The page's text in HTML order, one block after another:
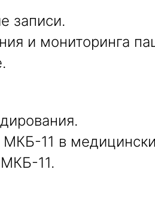
записи.
и мониторинга
11 в
11.